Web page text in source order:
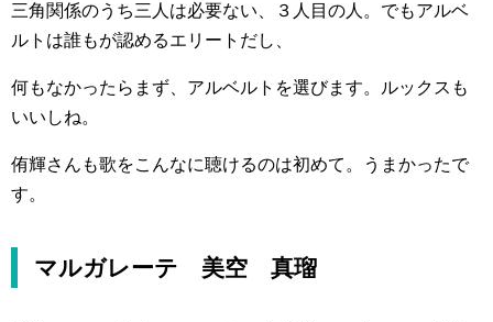
三角関係のうち三人は必要ない、３人目の人。でもアルベ
ルトは誰もが認めるエリートだし、
何もなかったらまず、アルベルトを選びます。ルックスも
いいしね。
侑輝さんも歌をこんなに聴けるのは初めて。うまかったで
す。
マルガレーテ 美空 真瑠